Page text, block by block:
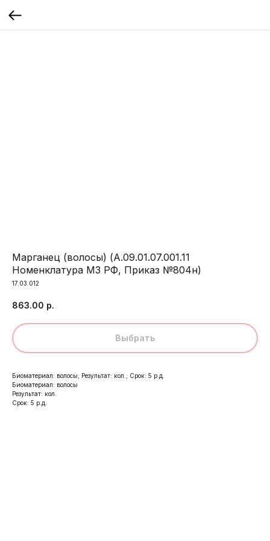
Марганец (волосы) (А.09.01.07.001.11
Номенклатура МЗ РФ, Приказ №804н)
17.03.012
863.00 р.
Выбрать
Биоматериал: волосы; Результат: кол.; Срок: 5 р.д.
Биоматериал: волосы
Результат: кол.
Срок: 5 р.д.